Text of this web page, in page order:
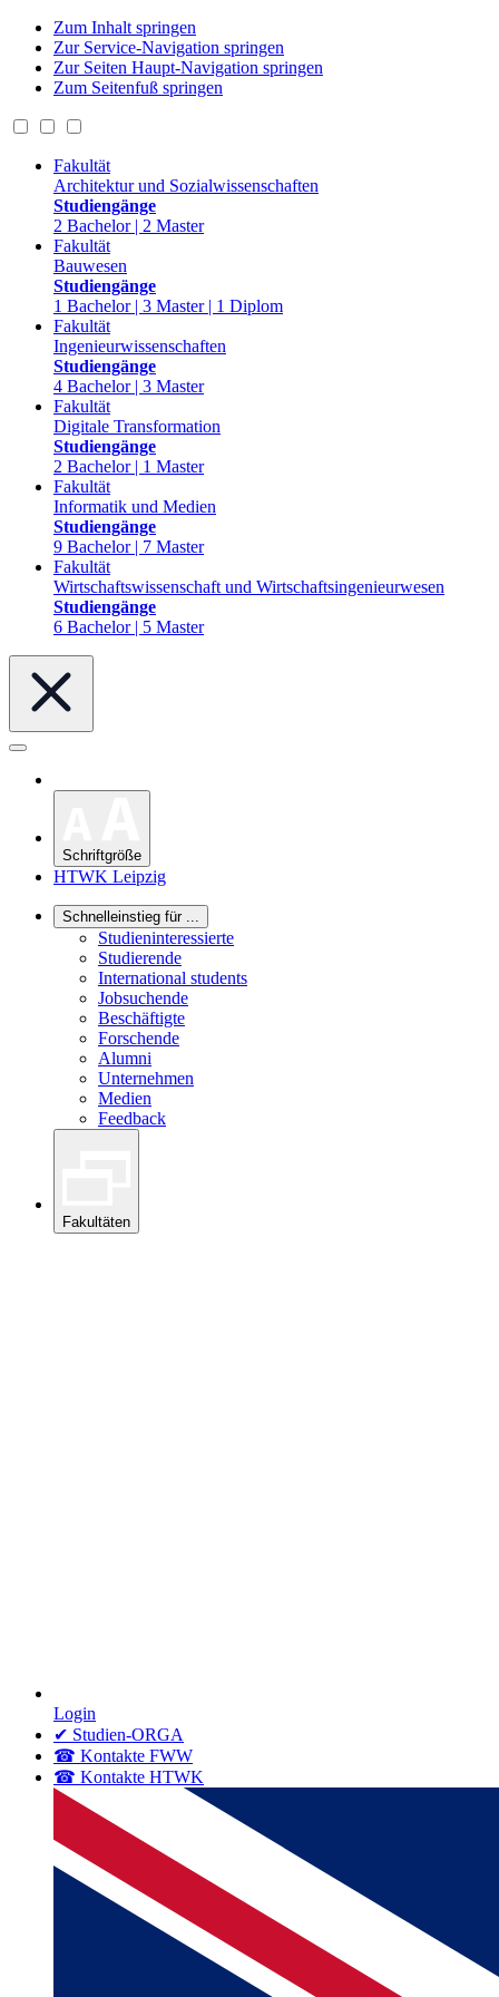
Zum Inhalt springen
Zur Service-Navigation springen
Zur Seiten Haupt-Navigation springen
Zum Seitenfuß springen
Fakultät
Architektur und Sozialwissenschaften
Studiengänge
2 Bachelor | 2 Master
Fakultät
Bauwesen
Studiengänge
1 Bachelor | 3 Master | 1 Diplom
Fakultät
Ingenieurwissenschaften
Studiengänge
4 Bachelor | 3 Master
Fakultät
Digitale Transformation
Studiengänge
2 Bachelor | 1 Master
Fakultät
Informatik und Medien
Studiengänge
9 Bachelor | 7 Master
Fakultät
Wirtschaftswissenschaft und Wirtschaftsingenieurwesen
Studiengänge
6 Bachelor | 5 Master
Schriftgröße
HTWK Leipzig
Schnelleinstieg für ...
Studieninteressierte
Studierende
International students
Jobsuchende
Beschäftigte
Forschende
Alumni
Unternehmen
Medien
Feedback
Fakultäten
Login
✔ Studien-ORGA
☎ Kontakte FWW
☎ Kontakte HTWK